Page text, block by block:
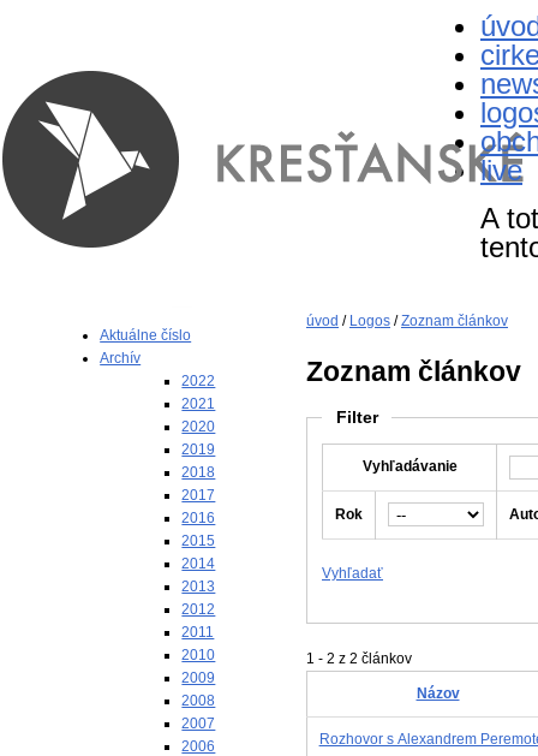
live
A
Aktuálne číslo
Archív
2022
2021
2020
2019
2018
2017
2016
2015
2014
2013
2012
2011
2010
2009
2008
2007
2006
úvod / Logos /Zoznam článkov
Zoznam článkov
Filter
Vyhľadávanie
Rok
Vyhľadať
1 - 2 z 2 článkov
Názov
Rozhovor s Alexandrem